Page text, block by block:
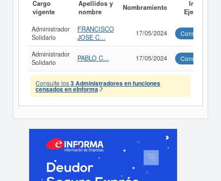
Cargo
vigente
Apellidos y
nombre
Nombramiento
Informe
Ejecutivo
Administrador
Solidario
FRANCISCO
JOSE C...
17/05/2024 Consultar
Administrador
Solidario
PABLO C... 17/05/2024 Consultar
Consulte los3 Administradores en funciones
censados en eInforma